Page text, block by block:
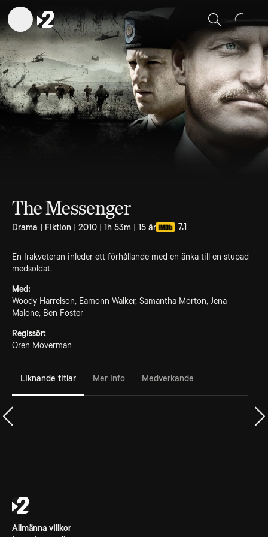
Sök
The Messenger
Drama | Fiktion | 2010 | 1h 53m | 15 år 7.1
En Irakveteran inleder ett förhållande med en änka till en stupad
medsoldat.
Med:
Woody Harrelson, Eamonn Walker, Samantha Morton, Jena
Malone, Ben Foster
Regissör:
Oren Moverman
Liknande titlar Mer info Medverkande
Allmänna villkor